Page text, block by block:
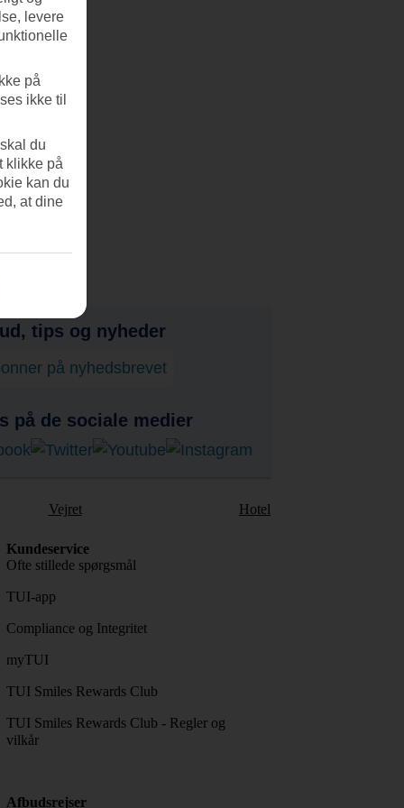
tips og nyheder
på nyhedsbrevet
på de sociale medier
Vejret Hotel
Kundeservice
Ofte stillede spørgsmål
TUI-app
Compliance og Integritet
myTUI
TUI Smiles Rewards Club
TUI Smiles Rewards Club - Regler og
vilkår
Afbudsrejser
levere
på
ikke til
du
klikke på
kan du
at dine